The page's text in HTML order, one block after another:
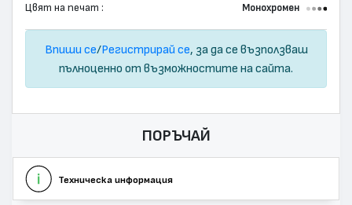
Цвят на печат : Монохромен
Впиши се/Регистрирай се, за да се възползваш
пълноценно от възможностите на сайта.
ПОРЪЧАЙ
Техническа информация